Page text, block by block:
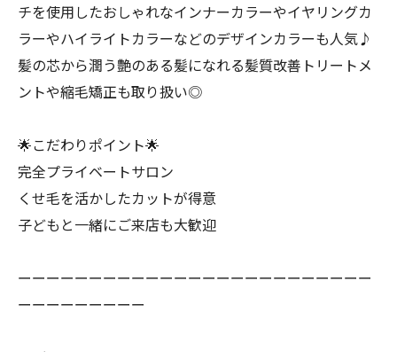
チを使用したおしゃれなインナーカラーやイヤリングカ
ラーやハイライトカラーなどのデザインカラーも人気♪
髪の芯から潤う艶のある髪になれる髪質改善トリートメ
ントや縮毛矯正も取り扱い◎
🌟こだわりポイント🌟
完全プライベートサロン
くせ毛を活かしたカットが得意
子どもと一緒にご来店も大歓迎
ーーーーーーーーーーーーーーーーーーーーーーーーー
ーーーーーーーーー